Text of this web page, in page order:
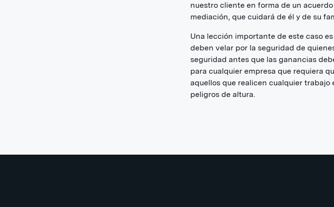
nuestro cliente en forma de un
mediación, que cuidará de él y de su
Una lección importante de este caso
deben velar por la seguridad de
seguridad antes que las ganancias
para cualquier empresa que requiera
aquellos que realicen cualquier trabajo
peligros de altura.